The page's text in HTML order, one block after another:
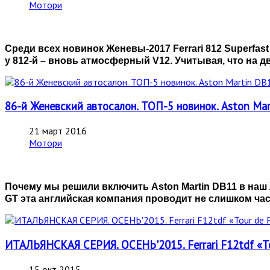
Мотори
Среди всех новинок Женевы-2017 Ferrari 812
у 812-й – вновь атмосферный V12. Учитывая, что на
86-й Женевский автосалон. ТОП-5 новинок. Aston
21 март 2016
Мотори
Почему мы решили включить Aston Martin DB11 в
GT эта английская компания проводит не слишком
ИТАЛЬЯНСКАЯ СЕРИЯ. ОСЕНЬ'2015. Ferrari F12tdf